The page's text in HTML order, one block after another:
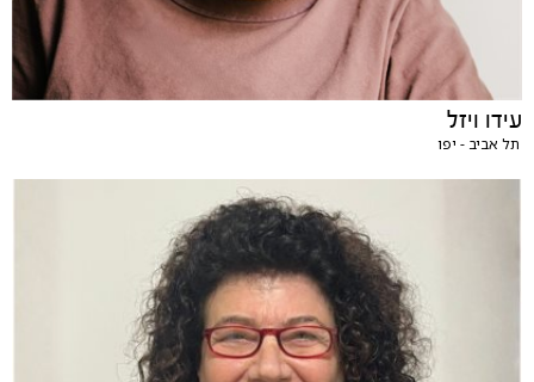
עידו ויזל
תל אביב - יפו